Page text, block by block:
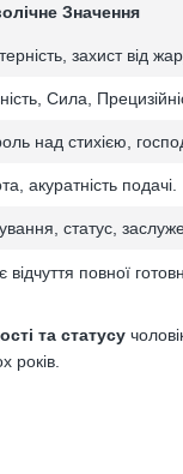
Значення
захист від
Сила,
над стихією,
акуратність подачі.
статус,
відчуття повної
та статусу
років.